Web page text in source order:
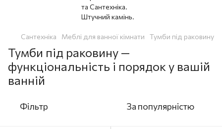
Сантехніка Меблі для ванної кімнати Тумби під раковину
Тумби під раковину —
функціональність і порядок у вашій
ванній
Фільтр За популярністю